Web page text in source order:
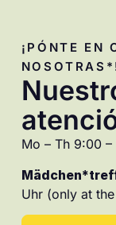
¡PÓNTE EN
Mo – Th 9:00
Uhr (only at